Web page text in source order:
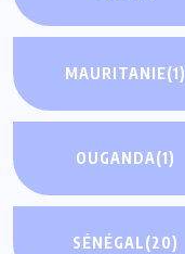
MAURITANIE(1)
OUGANDA(1)
SÉNÉGAL(20)